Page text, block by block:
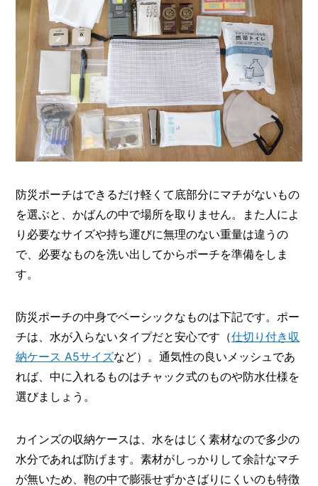
防災ポーチはできるだけ軽くて底部分にマチがないもの
を選ぶと、かばんの中で場所を取りません。また人によ
り必要なサイズや持ち運びに無理のない重量は違うの
で、必要なものを洗い出してからポーチを準備をしま
す。
防災ポーチの中身でベーシックなものは下記です。ポー
チは、水が入らないタイプだと安心です（仕切り付き収
納ケース A5サイズなど）。通気性の良いメッシュであ
れば、中に入れるものはチャック式のものや防水仕様を
選びましょう。
カインズの収納ケースは、水をはじく素材なので多少の
水分であれば防げます。素材がしっかりして余計なマチ
が無いため、鞄の中で膨張せずかさばりにくいのも特徴